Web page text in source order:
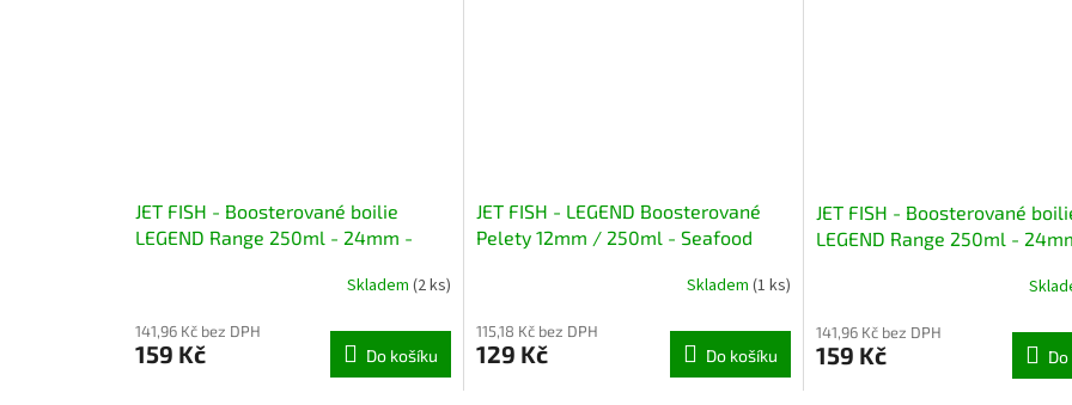
JET FISH - Boosterované boilie
LEGEND Range 250ml - 24mm -
Skladem (2 ks)
141,96 Kč bez DPH
159 Kč Do košíku
JET FISH - LEGEND Boosterované
Pelety 12mm / 250ml - Seafood
Skladem (1 ks)
115,18 Kč bez DPH
129 Kč Do košíku
JET FISH - Boosterované
LEGEND Range 250ml -
141,96 Kč bez DPH
159 Kč